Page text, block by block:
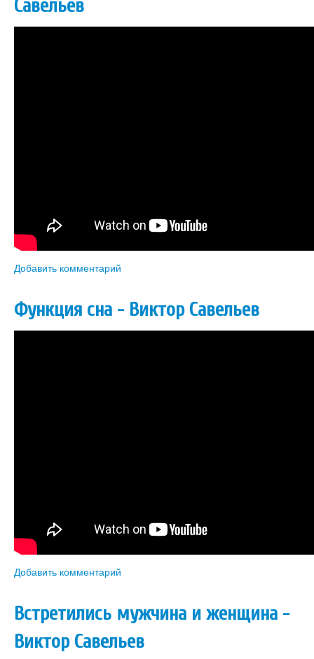
Савельев
Добавить комментарий
Функция сна - Виктор Савельев
Добавить комментарий
Встретились мужчина и женщина -
Виктор Савельев